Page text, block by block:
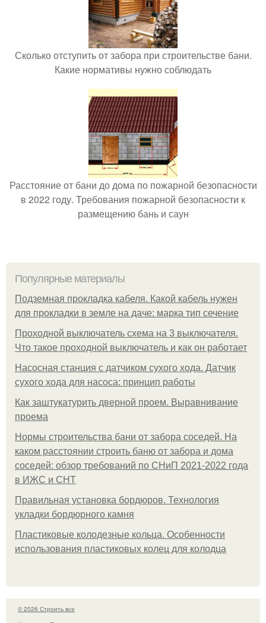
Сколько отступить от забора при строительстве бани.
Какие нормативы нужно соблюдать
Расстояние от бани до дома по пожарной безопасности
в 2022 году. Требования пожарной безопасности к
размещению бань и саун
Популярные материалы
Подземная прокладка кабеля. Какой кабель нужен
для прокладки в земле на даче: марка тип сечение
Проходной выключатель схема на 3 выключателя.
Что такое проходной выключатель и как он работает
Насосная станция с датчиком сухого хода. Датчик
сухого хода для насоса: принцип работы
Как заштукатурить дверной проем. Выравнивание
проема
Нормы строительства бани от забора соседей. На
каком расстоянии строить баню от забора и дома
соседей: обзор требований по СНиП 2021-2022 года
в ИЖС и СНТ
Правильная установка бордюров. Технология
укладки бордюрного камня
Пластиковые колодезные кольца. Особенности
использования пластиковых колец для колодца
© 2026 Строить все